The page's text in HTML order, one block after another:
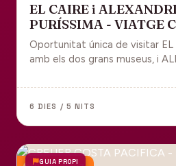
EL CAIRE i
PURÍSSIMA - VIATGE
Oportunitat única de visitar EL
amb els dos grans museus, i
6 DIES / 5 NITS
GUIA PROPI